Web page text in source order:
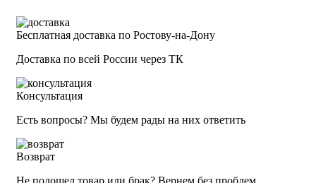
Бесплатная доставка по Ростову-на-Дону
Доставка по всей России через ТК
Консультация
Есть вопросы? Мы будем рады на них ответить
Возврат
Не подошел товар или брак? Вернем без проблем